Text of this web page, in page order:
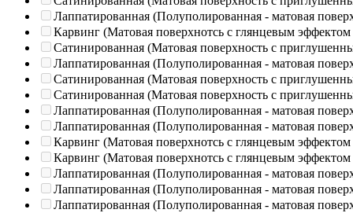
Лаппатированная (Полуполированная - матовая
Карвинг (Матовая поверхнотсь с глянцевым эффектом
Сатинированная (Матовая поверхность с
Лаппатированная (Полуполированная - матовая
Сатинированная (Матовая поверхность с
Сатинированная (Матовая поверхность с
Лаппатированная (Полуполированная - матовая
Лаппатированная (Полуполированная - матовая
Карвинг (Матовая поверхнотсь с глянцевым эффектом
Карвинг (Матовая поверхнотсь с глянцевым эффектом
Лаппатированная (Полуполированная - матовая
Лаппатированная (Полуполированная - матовая
Лаппатированная (Полуполированная - матовая